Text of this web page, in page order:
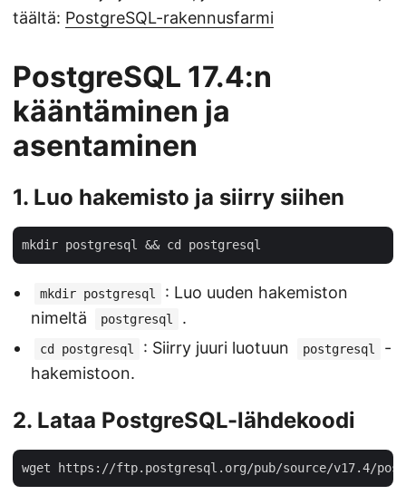
täältä: PostgreSQL-rakennusfarmi
PostgreSQL 17.4:n
kääntäminen ja
asentaminen
1. Luo hakemisto ja siirry siihen
mkdir postgresql
: Luo uuden hakemiston
nimeltä
postgresql .
cd postgresql : Siirry juuri luotuun postgresql
-
hakemistoon.
2. Lataa PostgreSQL-lähdekoodi